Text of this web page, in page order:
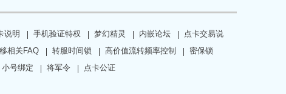
说明 手机验证特权 梦幻精灵 内嵌论坛
点卡交易说
相关FAQ 转服时间锁 高价值流转频率控制
密保锁
小号绑定 将军令 点卡公证